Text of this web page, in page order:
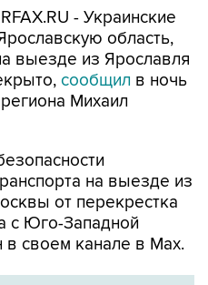
- Украинские
область,
выезде из Ярославля
сообщил в ночь
Михаил
на выезде из
от перекрестка
с Юго-Западной
в своем канале в Мах.